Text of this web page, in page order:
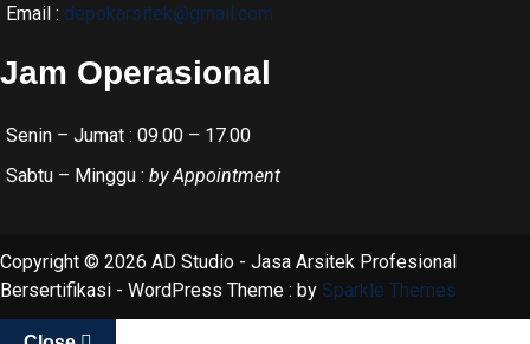
Email : depokarsitek@gmail.com
Jam Operasional
Senin – Jumat : 09.00 – 17.00
Sabtu – Minggu : by Appointment
Copyright © 2026 AD Studio - Jasa Arsitek Profesional
Bersertifikasi - WordPress Theme : by Sparkle Themes